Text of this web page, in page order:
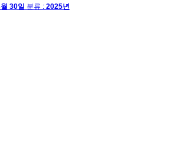
30일 분류 : 2025년